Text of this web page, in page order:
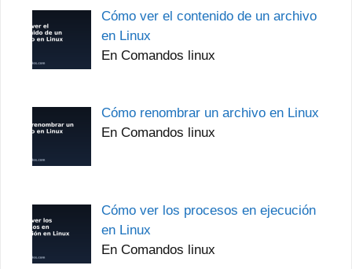
Cómo ver el contenido de un archivo
en Linux
En Comandos linux
Cómo renombrar un archivo en Linux
En Comandos linux
Cómo ver los procesos en ejecución
en Linux
En Comandos linux